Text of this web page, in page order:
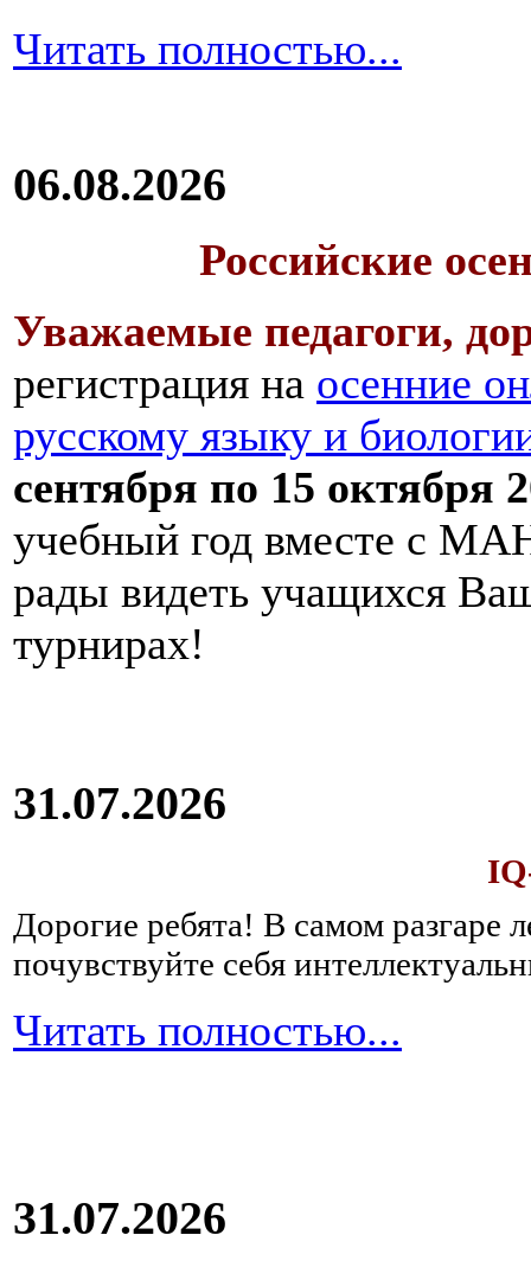
Читать полностью...
06.08.2026
Российские
Уважаемые педагоги,
регистрация на осенние
русскому языку и
сентября по 15 октября
учебный год вместе с
рады видеть учащихся
турнирах!
31.07.2026
Дорогие ребята! В самом разгаре
почувствуйте себя
Читать полностью...
31.07.2026